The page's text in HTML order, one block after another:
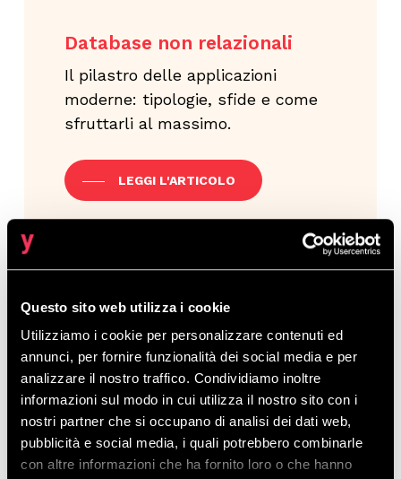
Questo sito web utilizza i cookie
Utilizziamo i cookie per personalizzare contenuti ed
annunci, per fornire funzionalità dei social media e per
analizzare il nostro traffico. Condividiamo inoltre
informazioni sul modo in cui utilizza il nostro sito con i
nostri partner che si occupano di analisi dei dati web,
pubblicità e social media, i quali potrebbero combinarle
con altre informazioni che ha fornito loro o che hanno
Database non relazionali
Il pilastro delle applicazioni
moderne: tipologie, sfide e come
sfruttarli al massimo.
LEGGI L'ARTICOLO
Database NoSQL
Database NoSQL come servizio
gestito: tutti i benefici per le
aziende.
LEGGI L'ARTICOLO